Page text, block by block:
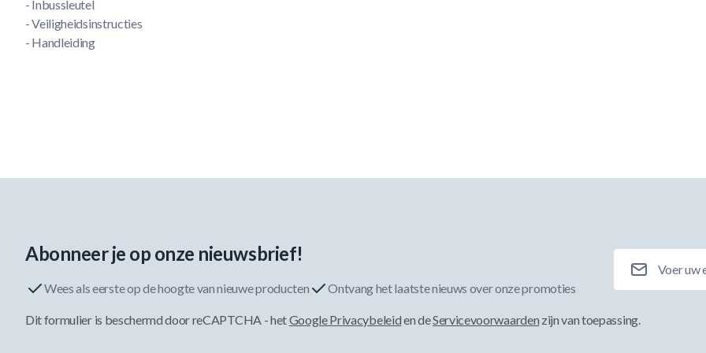
- Inbussleutel
- Veiligheidsinstructies
- Handleiding
Abonneer je op onze nieuwsbrief!
Wees als eerste op de hoogte van nieuwe producten Ontvang het laatste nieuws over onze promoties
Dit formulier is beschermd door reCAPTCHA - hetGoogle Privacybeleiden deServicevoorwaarden zijn van toepassing.